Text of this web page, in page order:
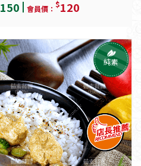
150 會員價： $120
純素